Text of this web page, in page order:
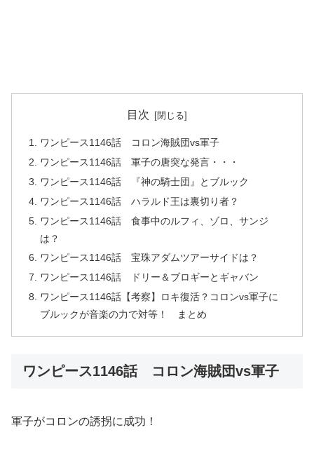
目次
ワンピース1146話 コロン海賊団vs軍子
ワンピース1146話 軍子の唐突な発言・・・
ワンピース1146話 『神の騎士団』とブルック
ワンピース1146話 ハラルド王は裏切り者？
ワンピース1146話 食事中のルフィ、ゾロ、サンジ
は？
ワンピース1146話 宝珠アダムツアーサイドは？
ワンピース1146話 ドリー＆ブロギーとギャバン
ワンピース1146話【考察】ロキ復活？コロンvs軍子に
ブルックが音楽の力で対等！ まとめ
ワンピース1146話 コロン海賊団vs軍子
軍子がコロンの誘拐に成功！